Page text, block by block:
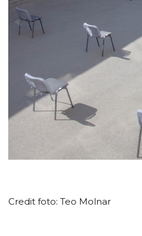
Credit foto: Teo Molnar